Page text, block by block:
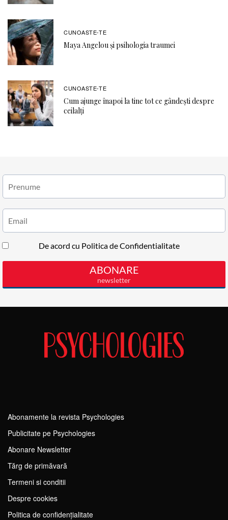
CUNOASTE-TE
Maya Angelou și psihologia traumei
CUNOASTE-TE
Cum ajunge înapoi la tine tot ce gândești despre
ceilalți
Abonamente la revista Psychologies
Publicitate pe Psychologies
Abonare Newsletter
Tărg de primăvară
Termeni si conditii
Despre cookies
Politica de confidențialitate